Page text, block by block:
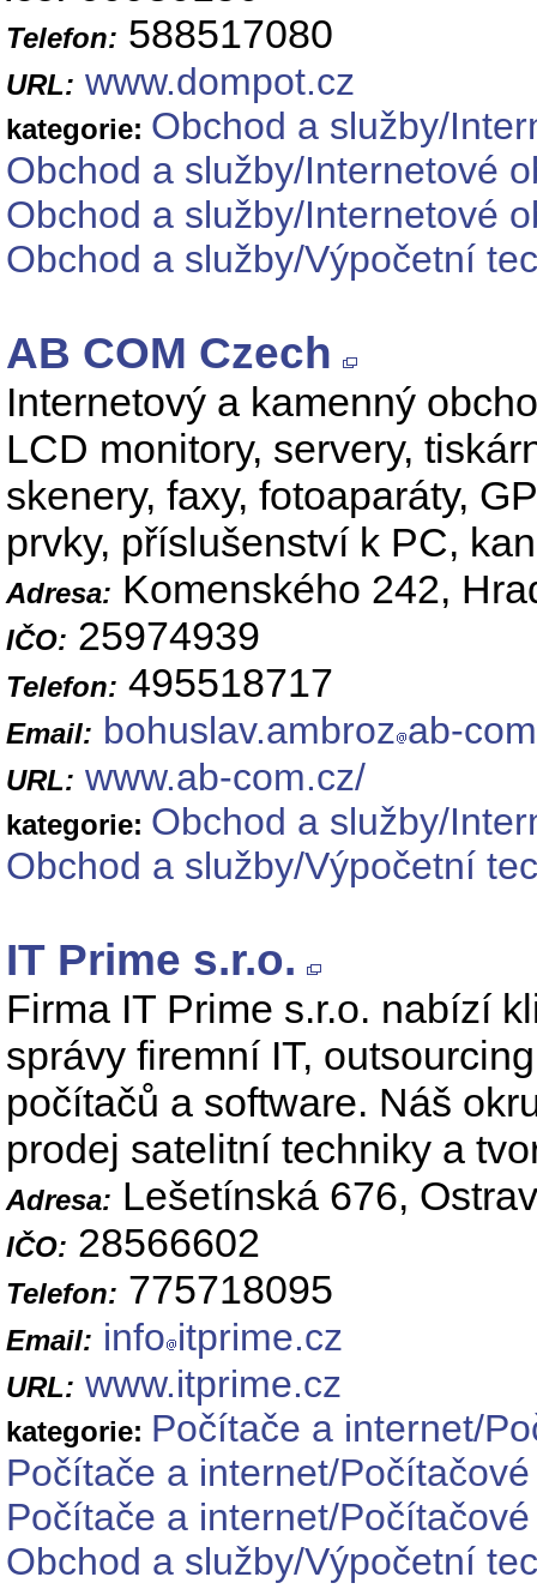
Telefon: 588517080
URL: www.dompot.cz
kategorie: Obchod a služby/
Obchod a služby/Internetové
Obchod a služby/Internetové
Obchod a služby/Výpočetní
AB COM Czech
Internetový a kamenný
LCD monitory, servery,
skenery, faxy, fotoaparáty,
prvky, příslušenství k PC,
Adresa: Komenského 242,
IČO: 25974939
Telefon: 495518717
Email: bohuslav.ambroz ab-
URL: www.ab-com.cz/
kategorie: Obchod a služby/
Obchod a služby/Výpočetní
IT Prime s.r.o.
Firma IT Prime s.r.o. nabízí
správy firemní IT,
počítačů a software. Náš
prodej satelitní techniky a
Adresa: Lešetínská 676,
IČO: 28566602
Telefon: 775718095
Email: info itprime.cz
URL: www.itprime.cz
kategorie: Počítače a internet/
Počítače a internet/
Počítače a internet/
Obchod a služby/Výpočetní